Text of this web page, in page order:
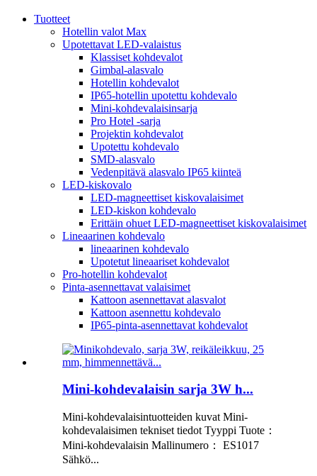
Tuotteet
Hotellin valot Max
Upotettavat LED-valaistus
Klassiset kohdevalot
Gimbal-alasvalo
Hotellin kohdevalot
IP65-hotellin upotettu kohdevalo
Mini-kohdevalaisinsarja
Pro Hotel -sarja
Projektin kohdevalot
Upotettu kohdevalo
SMD-alasvalo
Vedenpitävä alasvalo IP65 kiinteä
LED-kiskovalo
LED-magneettiset kiskovalaisimet
LED-kiskon kohdevalo
Erittäin ohuet LED-magneettiset kiskovalaisimet
Lineaarinen kohdevalo
lineaarinen kohdevalo
Upotetut lineaariset kohdevalot
Pro-hotellin kohdevalot
Pinta-asennettavat valaisimet
Kattoon asennettavat alasvalot
Kattoon asennettu kohdevalo
IP65-pinta-asennettavat kohdevalot
Mini-kohdevalaisin sarja 3W h...
Mini-kohdevalaisintuotteiden kuvat Mini-
kohdevalaisimen tekniset tiedot Tyyppi Tuote：
Mini-kohdevalaisin Mallinumero： ES1017
Sähkö...